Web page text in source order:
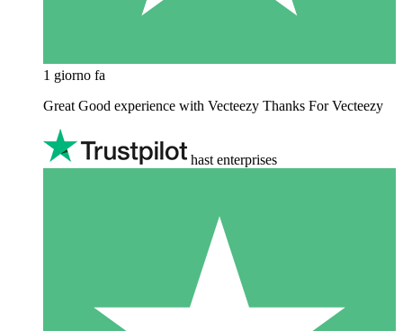
1 giorno fa
Great Good experience with Vecteezy Thanks For Vecteezy
hast enterprises